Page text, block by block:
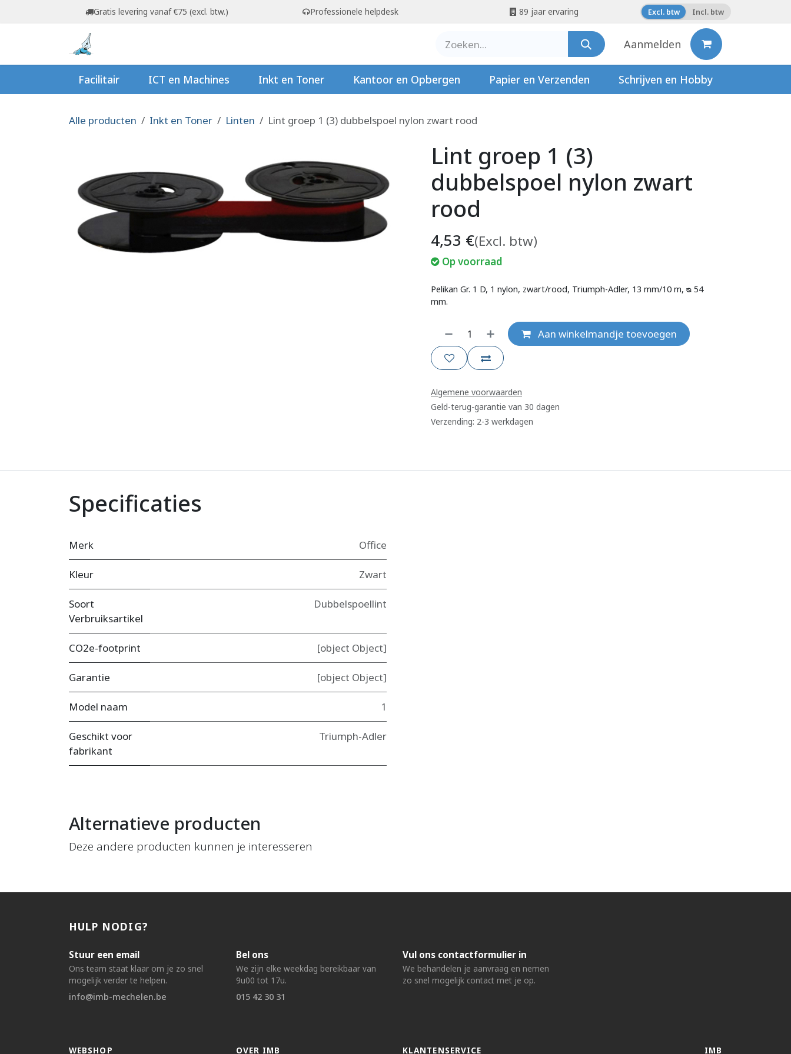
Overslaan naar inhoudGratis levering vanaf €75 (excl. btw.) Professionele helpdesk 89 jaar ervaring Excl. btw Incl. btw
Aanmelden
Facilitair ICT en Machines Inkt en Toner Kantoor en Opbergen Papier en Verzenden Schrijven en Hobby
Alle producten Inkt en Toner Linten Lint groep 1 (3) dubbelspoel nylon zwart rood
Lint groep 1 (3)
dubbelspoel nylon zwart
rood
4,53 €(Excl. btw)
Op voorraad
Pelikan Gr. 1 D, 1 nylon, zwart/rood, Triumph-Adler, 13 mm/10 m, ᴓ 54
mm.
Aan winkelmandje toevoegen
Algemene voorwaarden
Geld-terug-garantie van 30 dagen
Verzending: 2-3 werkdagen
Specificaties
Merk Office
Kleur Zwart
Soort
Verbruiksartikel
Dubbelspoellint
CO2e-footprint [object Object]
Garantie [object Object]
Model naam 1
Geschikt voor
fabrikant
Triumph-Adler
Alternatieve producten
Deze andere producten kunnen je interesseren
HULP NODIG?
Stuur een email
Ons team staat klaar om je zo snel
mogelijk verder te helpen.
info@imb-mechelen.be
Bel ons
We zijn elke weekdag bereikbaar van
9u00 tot 17u.
015 42 30 31
Vul ons contactformulier in
We behandelen je aanvraag en nemen
zo snel mogelijk contact met je op.
WEBSHOP OVER IMB KLANTENSERVICE IMB